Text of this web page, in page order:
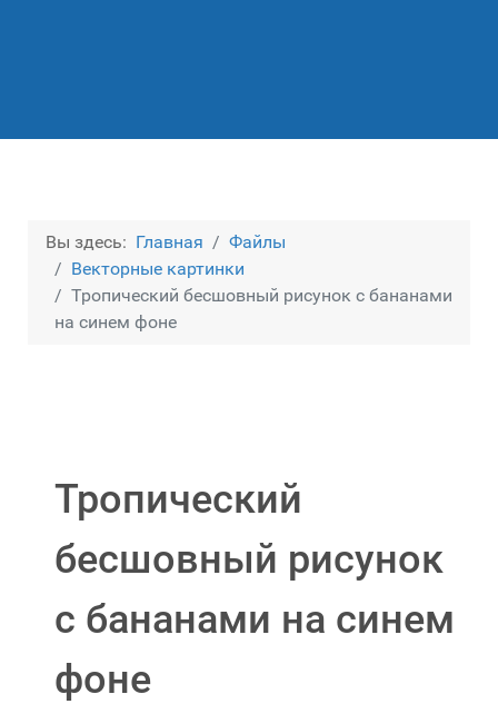
Вы здесь: Главная
Файлы
Векторные картинки
Тропический бесшовный рисунок с бананами
на синем фоне
Тропический
бесшовный рисунок
с бананами на синем
фоне